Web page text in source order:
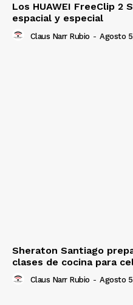
Los HUAWEI FreeClip 2
espacial y especial
Claus Narr Rubio - Agosto
Sheraton Santiago
clases de cocina para
Claus Narr Rubio - Agosto